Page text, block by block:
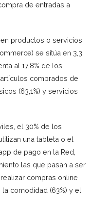
de entradas a
productos o servicios
se sitúa en 3,3
al 17,8% de los
comprados de
(63,1%) y servicios
el 30% de los
una tableta o el
de pago en la Red,
las que pasan a ser
compras online
comodidad (63%) y el